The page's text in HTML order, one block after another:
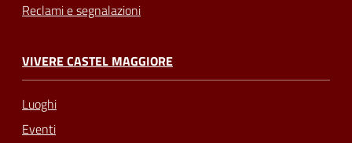
Reclami e segnalazioni
VIVERE CASTEL MAGGIORE
Luoghi
Eventi